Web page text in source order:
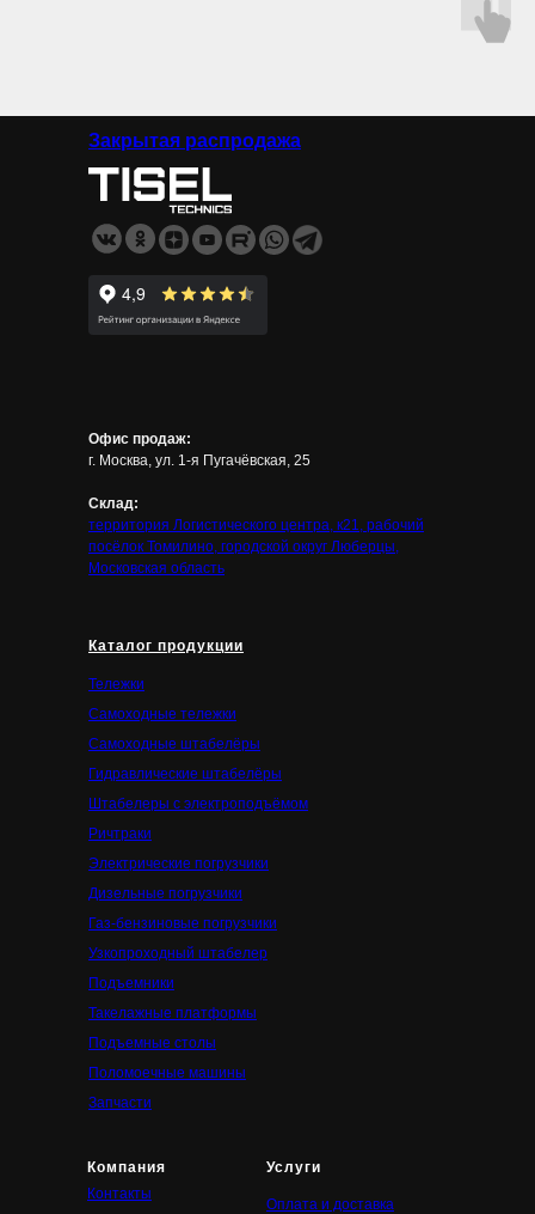
Закрытая распродажа
Каталог продукции
Тележки
Самоходные тележки
Самоходные штабелёры
Гидравлические штабелёры
Штабелеры с электроподъёмом
Ричтраки
Электрические погрузчики
Дизельные погрузчики
Газ-бензиновые погрузчики
Узкопроходный штабелер
Подъемники
Такелажные платформы
Подъемные столы
Поломоечные машины
Запчасти
Компания
Контакты
Офис продаж:
г. Москва, ул. 1-я Пугачёвская, 25
Склад:
территория Логистического центра, к21, рабочий
посёлок Томилино, городской округ Люберцы,
Московская область
Услуги
Оплата и доставка